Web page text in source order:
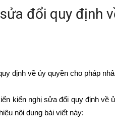
đổi quy định
định về ủy quyền cho pháp
kiến nghị sửa đổi quy định về
nội dung bài viết này: